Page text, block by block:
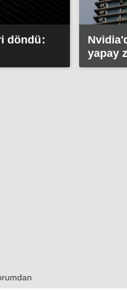
döndü:
yapay
taşıyor